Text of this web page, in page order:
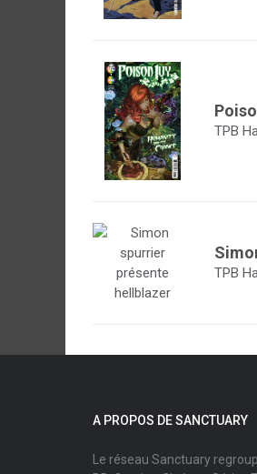
TPB
TPB
A PROPOS DE SANCTUARY
Le réseau Sanctuary